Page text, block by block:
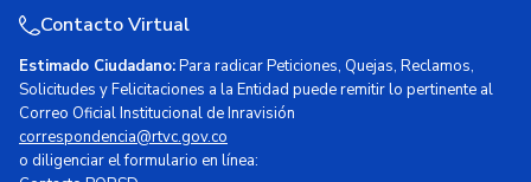
Contacto Virtual
Estimado Ciudadano:Para radicar Peticiones, Quejas, Reclamos,
Solicitudes y Felicitaciones a la Entidad puede remitir lo pertinente al
Correo Oficial Institucional de Inravisión
correspondencia@rtvc.gov.co
o diligenciar el formulario en línea: